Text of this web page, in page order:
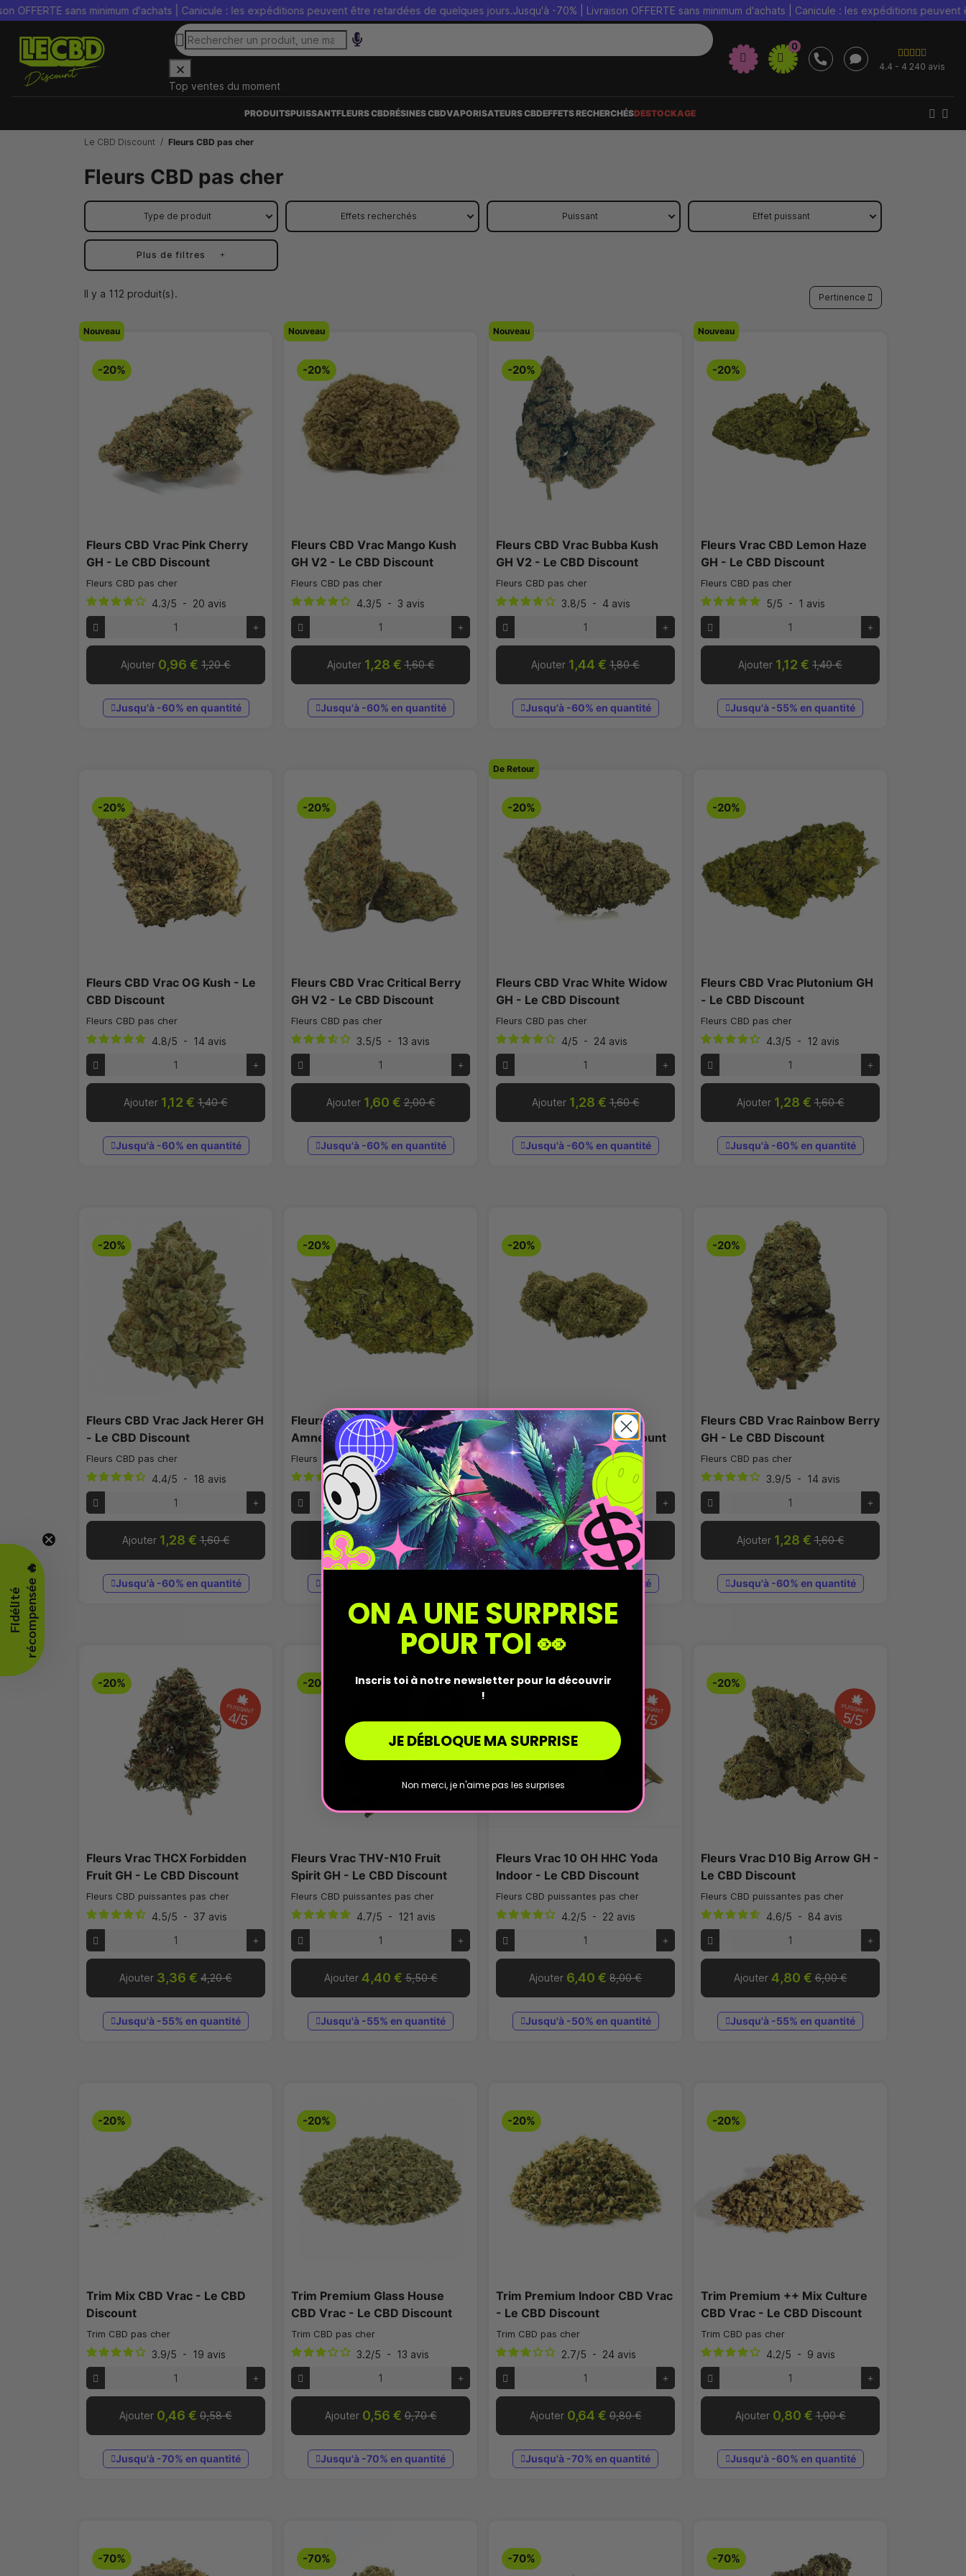
sans minimum d'achats | Canicule : les expéditions peuvent être retardées de quelques jours.Jusqu'à -70% | Livraison OFFERTE sans minimum d'achats | Canicule : les expéditions peuvent être
0
4.4 - 4 240 avis
Top ventes du moment
PRODUITSPUISSANTFLEURS CBDRÉSINES CBDVAPORISATEURS CBDEFFETS RECHERCHÉSDESTOCKAGE
Le CBD Discount Fleurs CBD pas cher
Fleurs CBD pas cher
Type de produit Effets recherchés Puissant Effet puissant
Plus de filtres
Il y a 112 produit(s). Pertinence
Nouveau
-20%
Fleurs CBD Vrac Pink Cherry
GH - Le CBD Discount
Fleurs CBD pas cher
4.3/5 - 20 avis
Ajouter 0,96 € 1,20 €
Jusqu'à -60% en quantité
Nouveau
-20%
Fleurs CBD Vrac Mango Kush
GH V2 - Le CBD Discount
Fleurs CBD pas cher
4.3/5 - 3 avis
Ajouter 1,28 € 1,60 €
Jusqu'à -60% en quantité
Nouveau
-20%
Fleurs CBD Vrac Bubba Kush
GH V2 - Le CBD Discount
Fleurs CBD pas cher
3.8/5 - 4 avis
Ajouter 1,44 € 1,80 €
Jusqu'à -60% en quantité
Nouveau
-20%
Fleurs Vrac CBD Lemon Haze
GH - Le CBD Discount
Fleurs CBD pas cher
5/5 - 1 avis
Ajouter 1,12 € 1,40 €
Jusqu'à -55% en quantité
-20%
Fleurs CBD Vrac OG Kush - Le
CBD Discount
Fleurs CBD pas cher
4.8/5 - 14 avis
Ajouter 1,12 € 1,40 €
Jusqu'à -60% en quantité
-20%
Fleurs CBD Vrac Critical Berry
GH V2 - Le CBD Discount
Fleurs CBD pas cher
3.5/5 - 13 avis
Ajouter 1,60 € 2,00 €
Jusqu'à -60% en quantité
De Retour
-20%
Fleurs CBD Vrac White Widow
GH - Le CBD Discount
Fleurs CBD pas cher
4/5 - 24 avis
Ajouter 1,28 € 1,60 €
Jusqu'à -60% en quantité
-20%
Fleurs CBD Vrac Plutonium GH
- Le CBD Discount
Fleurs CBD pas cher
4.3/5 - 12 avis
Ajouter 1,28 € 1,60 €
Jusqu'à -60% en quantité
-20%
Fleurs CBD Vrac Jack Herer GH
- Le CBD Discount
Fleurs CBD pas cher
4.4/5 - 18 avis
Ajouter 1,28 € 1,60 €
Jusqu'à -60% en quantité
-20%
Fleurs CBD Vrac Tropical
Amnesia GH - Le CBD Discount
Fleurs CBD pas cher
4.5/5- 19avis
Ajouter 1,28 € 1,60 €
Jusqu'à -60% en quantité
-20%
Fleurs CBD Vrac Buddha
Cheese GH - Le CBD Discount
Fleurs CBD pas cher
4.6 5- 19 avis
Ajouter 1,28 € 1,60 €
Jusqu'à -60% en quantité
-20%
Fleurs CBD Vrac Rainbow Berry
GH - Le CBD Discount
Fleurs CBD pas cher
3.9/5 - 14 avis
Ajouter 1,28 € 1,60 €
Jusqu'à -60% en quantité
PUISSANT
4/5
-20%
Fleurs Vrac THCX Forbidden
Fruit GH - Le CBD Discount
Fleurs CBD puissantes pas cher
4.5/5 - 37 avis
Ajouter 3,36 € 4,20 €
Jusqu'à -55% en quantité
5/5
-20%
Fleurs Vrac THV-N10 Fruit
Spirit GH - Le CBD Discount
Fleurs CBD puissantes pas cher
4.7/5 - 121 avis
Ajouter 4,40 € 5,50 €
Jusqu'à -55% en quantité
PUISSANT
5/5
-20%
Fleurs Vrac 10 OH HHC Yoda
Indoor - Le CBD Discount
Fleurs CBD puissantes pas cher
4.2/5 - 22 avis
Ajouter 6,40 € 8,00 €
Jusqu'à -50% en quantité
PUISSANT
5/5
-20%
Fleurs Vrac D10 Big Arrow GH -
Le CBD Discount
Fleurs CBD puissantes pas cher
4.6/5 - 84 avis
Ajouter 4,80 € 6,00 €
Jusqu'à -55% en quantité
-20%
Trim Mix CBD Vrac - Le CBD
Discount
Trim CBD pas cher
3.9/5 - 19 avis
Ajouter 0,46 € 0,58 €
Jusqu'à -70% en quantité
-20%
Trim Premium Glass House
CBD Vrac - Le CBD Discount
Trim CBD pas cher
3.2/5 - 13 avis
Ajouter 0,56 € 0,70 €
Jusqu'à -70% en quantité
-20%
Trim Premium Indoor CBD Vrac
- Le CBD Discount
Trim CBD pas cher
2.7/5 - 24 avis
Ajouter 0,64 € 0,80 €
Jusqu'à -70% en quantité
-20%
Trim Premium ++ Mix Culture
CBD Vrac - Le CBD Discount
Trim CBD pas cher
4.2/5 - 9 avis
Ajouter 0,80 € 1,00 €
Jusqu'à -60% en quantité
-70% -70% -70% -70%
F
i
d
é
l
i
t
é
r
é
c
o
m
p
e
n
s
é
e🔥 ON A UNE SURPRISE
POUR TOI 👀
Inscris toi à notre newsletter pour la découvrir
!
JE DÉBLOQUE MA SURPRISE
Non merci, je n'aime pas les surprises